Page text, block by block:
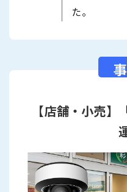
た。
【店舗・小売